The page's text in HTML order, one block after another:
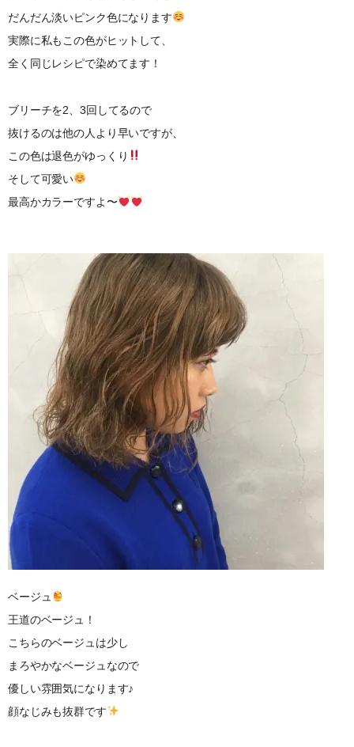
だんだん淡いピンク色になります
実際に私もこの色がヒットして、
全く同じレシピで染めてます！
ブリーチを2、3回してるので
抜けるのは他の人より早いですが、
この色は退色がゆっくり
そして可愛い
最高かカラーですよ〜
ベージュ
王道のベージュ！
こちらのベージュは少し
まろやかなベージュなので
優しい雰囲気になります♪
顔なじみも抜群です